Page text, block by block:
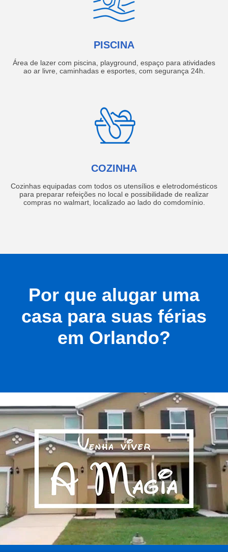
PISCINA
Área de lazer com piscina, playground, espaço para atividades
ao ar livre, caminhadas e esportes, com segurança 24h.
COZINHA
Cozinhas equipadas com todos os utensílios e eletrodomésticos
para preparar refeições no local e possibilidade de realizar
compras no walmart, localizado ao lado do comdomínio.
Por que alugar uma
casa para suas férias
em Orlando?